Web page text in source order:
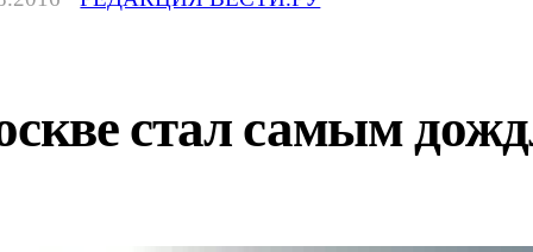
стал самым